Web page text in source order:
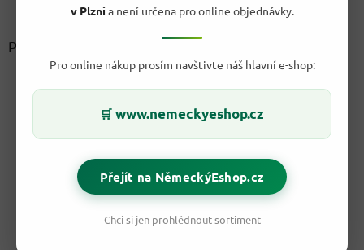
v Plznia není určena pro online objednávky.
Pro online nákup prosím navštivte náš hlavní e-shop:
🛒 www.nemeckyeshop.cz
Přejít na NěmeckýEshop.cz
Chci si jen prohlédnout sortiment
Přijímáme online platby